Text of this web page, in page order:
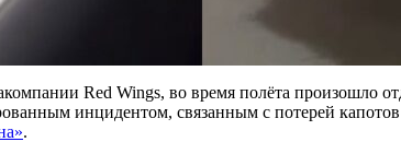
Red Wings, во время полёта произошло
инцидентом, связанным с потерей
.